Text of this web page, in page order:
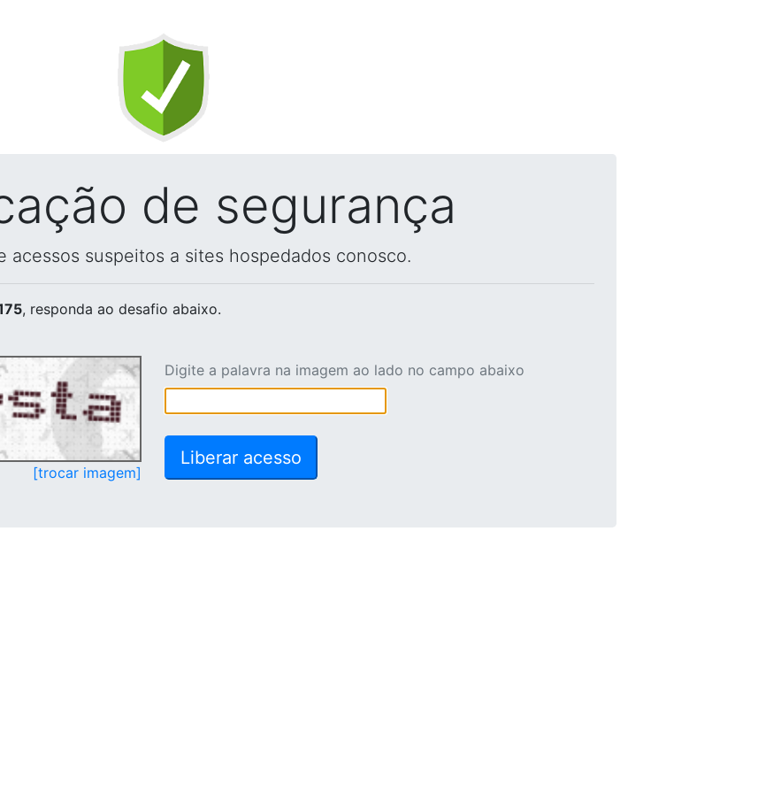
de segurança
acessos suspeitos a sites hospedados conosco.
, responda ao desafio abaixo.
[trocar imagem]
Digite a palavra na imagem ao lado no campo abaixo